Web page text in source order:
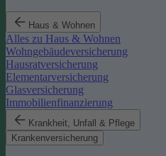
Haus & Wohnen
Alles zu Haus & Wohnen
Wohngebäudeversicherung
Hausratversicherung
Elementarversicherung
Glasversicherung
Immobilienfinanzierung
Krankheit, Unfall & Pflege
Krankenversicherung